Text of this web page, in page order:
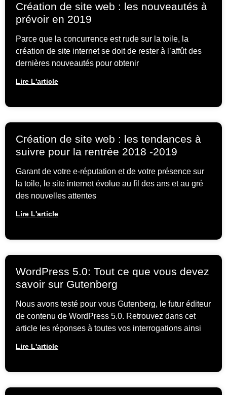
Création de site web : les nouveautés à
prévoir en 2019
Parce que la concurrence est rude sur la toile, la
création de site internet se doit de rester à l’affût des
dernières nouveautés pour obtenir
Lire L'article
Création de site web : les tendances à
suivre pour la rentrée 2018 -2019
Garant de votre e-réputation et de votre présence sur
la toile, le site internet évolue au fil des ans et au gré
des nouvelles attentes
Lire L'article
WordPress 5.0: Tout ce que vous devez
savoir sur Gutenberg
Nous avons testé pour vous Gutenberg, le futur éditeur
de contenu de WordPress 5.0. Retrouvez dans cet
article les réponses à toutes vos interrogations ainsi
Lire L'article